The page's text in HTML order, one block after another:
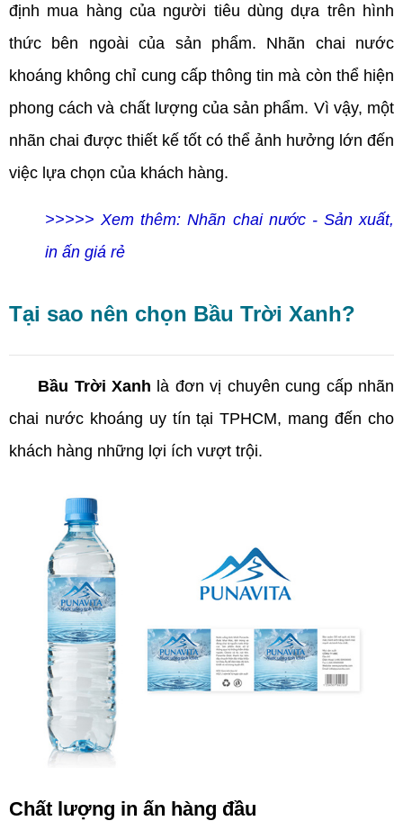
định mua hàng của người tiêu dùng dựa trên hình
thức bên ngoài của sản phẩm. Nhãn chai nước
khoáng không chỉ cung cấp thông tin mà còn thể hiện
phong cách và chất lượng của sản phẩm. Vì vậy, một
nhãn chai được thiết kế tốt có thể ảnh hưởng lớn đến
việc lựa chọn của khách hàng.
>>>>> Xem thêm: Nhãn chai nước - Sản xuất,
in ấn giá rẻ
Tại sao nên chọn Bầu Trời Xanh?
Bầu Trời Xanh là đơn vị chuyên cung cấp nhãn
chai nước khoáng uy tín tại TPHCM, mang đến cho
khách hàng những lợi ích vượt trội.
Chất lượng in ấn hàng đầu